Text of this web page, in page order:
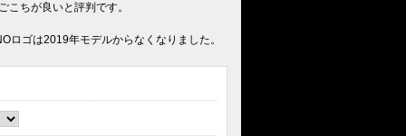
こちが良いと評判です。
ロゴは2019年モデルからなくなりました。